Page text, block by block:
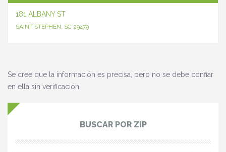
181 ALBANY ST
SAINT STEPHEN, SC 29479
Se cree que la información es precisa, pero no se debe confiar
en ella sin verificación
BUSCAR POR ZIP